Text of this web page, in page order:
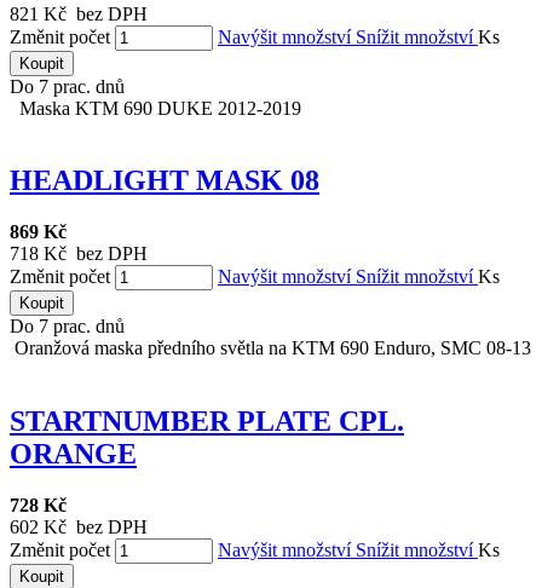
821 Kč bez DPH
Změnit počet
Navýšit množství Snížit množstvíKs
Koupit
Do 7 prac. dnů
Maska KTM 690 DUKE 2012-2019
HEADLIGHT MASK 08
869 Kč
718 Kč bez DPH
Změnit počet
Navýšit množství Snížit množstvíKs
Koupit
Do 7 prac. dnů
Oranžová maska předního světla na KTM 690 Enduro, SMC 08-13
STARTNUMBER PLATE CPL.
ORANGE
728 Kč
602 Kč bez DPH
Změnit počet
Navýšit množství Snížit množstvíKs
Koupit